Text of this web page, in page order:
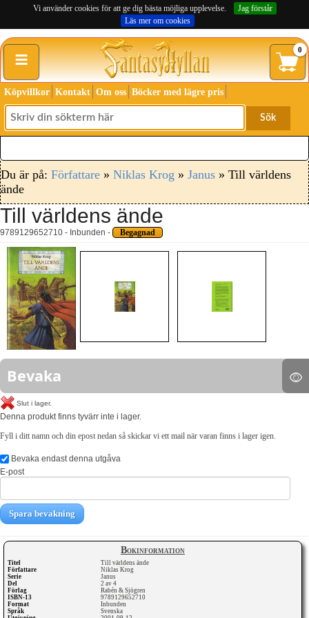
Vi använder cookies för att ge dig bästa möjliga upplevelse.
Jag förstår
Läs mer om cookies
≡ 0
Köpvillkor Kontakt Om oss Böcker med lägre pris
Sök
Du är på: Författare » Niklas Krog » Janus » Till världens
ände
Till världens ände
9789129652710 - Inbunden - Begagnad
Bokinformation
Titel
Till världens ände
Författare
Niklas Krog
Serie
Janus
Del
2 av 4
Förlag
Rabén & Sjögren
ISBN-13
9789129652710
Format
Inbunden
Språk
Svenska
Bevaka
Slut i lager.
Denna produkt finns tyvärr inte i lager.
Fyll i ditt namn och din epost nedan så skickar vi ett mail när varan finns i lager igen.
Bevaka endast denna utgåva
E-post
Spara bevakning